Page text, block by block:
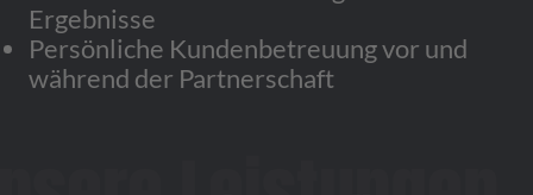
Ergebnisse
Persönliche Kundenbetreuung vor und
während der Partnerschaft